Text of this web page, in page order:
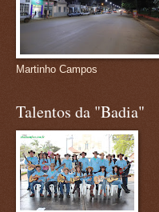
Martinho Campos
Talentos da "Badia"